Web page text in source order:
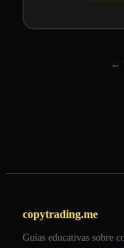
←
copytrading.me
Guías educativas sobre